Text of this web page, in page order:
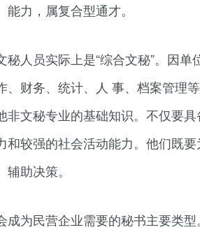
力，属复合型通才。
人员实际上是“综合文秘”。因
、财务、统计、人 事、档案管理
非文秘专业的基础知识。不仅要
较强的社会活动能力。他们既要
助决策。
成为民营企业需要的秘书主要类